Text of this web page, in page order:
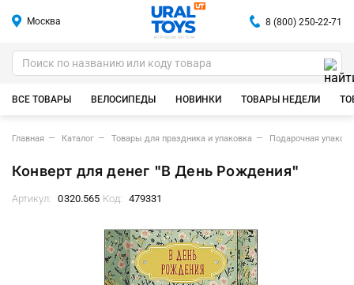
Москва
ИГРУШКИ ОПТОМ
8 (800) 250-22-71
ВСЕ ТОВАРЫ ВЕЛОСИПЕДЫ НОВИНКИ ТОВАРЫ НЕДЕЛИ
Главная Каталог Товары для праздника и упаковка Подарочная
Конверт для денег "В День Рождения"
Артикул: 0320.565 Код: 479331